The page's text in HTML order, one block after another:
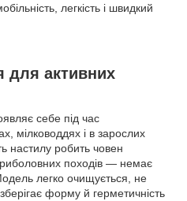
легкість і швидкий
для активних
себе під час
мілководдях і в зарослих
настилу робить човен
походів — немає
легко очищується, не
форму й герметичність